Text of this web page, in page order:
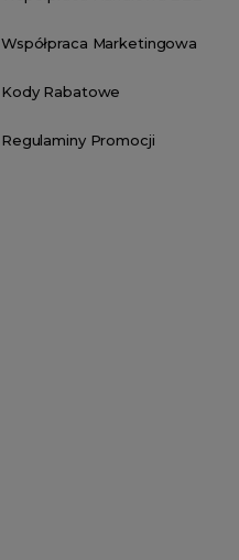
Współpraca Marketingowa
Kody Rabatowe
Regulaminy Promocji